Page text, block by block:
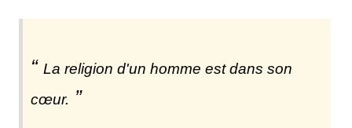
La religion d'un homme est dans son
cœur.